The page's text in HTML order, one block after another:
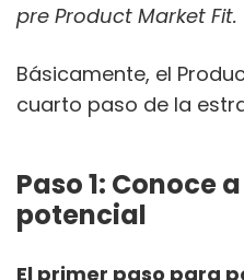
pre Product Market Fit.
Básicamente, el
cuarto paso de la
Paso 1: Conoce
potencial
El primer paso para